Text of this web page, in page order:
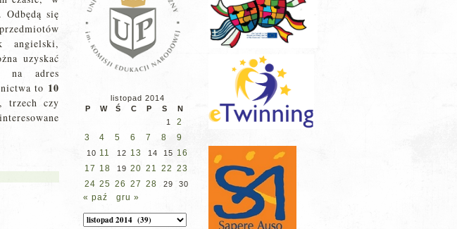
się
uzyskać
na adres
to 10
trzech czy
listopad 2014
P
W Ś C P S
N
1
2
3
4 5 6 7 8 9
10 11 12 13 14 15 16
17 18 19 20 21 22 23
24 25 26 27 28 29 30
« paź gru »
Archiwum